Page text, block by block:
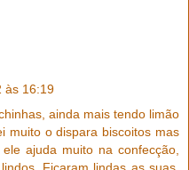
às 16:19
ainda mais tendo limão
muito o dispara biscoitos mas
ajuda muito na confecção,
Ficaram lindas as suas,